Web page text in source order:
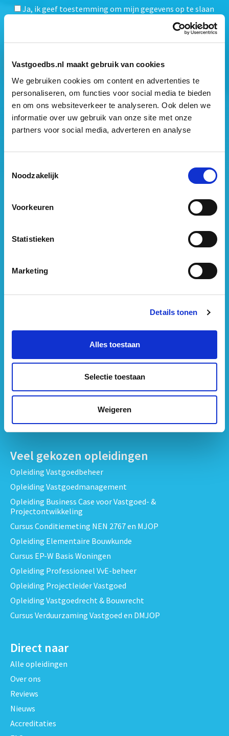
Vastgoedbs.nl maakt gebruik van cookies
We gebruiken cookies om content en advertenties te
personaliseren, om functies voor social media te bieden
en om ons websiteverkeer te analyseren. Ook delen we
informatie over uw gebruik van onze site met onze
partners voor social media, adverteren en analyse
Noodzakelijk
Voorkeuren
Statistieken
Marketing
Details tonen
Alles toestaan
Selectie toestaan
Weigeren
Ja, ik geef toestemming om mijn gegevens op te slaan
en mij te informeren over het laatste vastgoednieuws.
Vastgoed Business School
Philitelaan 73
info@vastgoedbs.nl
Neem
Vastgoedrecht & Contracten opleidingen
Projectontwikkeling & Vastgoedprojecten opleidingen
Techniek, Onderhoud & Inspectie Opleidingen
Verduurzaming en Energieprestatie opleidingen
Veel gekozen opleidingen
Opleiding Vastgoedbeheer
Opleiding Vastgoedmanagement
Opleiding Business Case voor Vastgoed- &
Projectontwikkeling
Cursus Conditiemeting NEN 2767 en MJOP
Opleiding Elementaire Bouwkunde
Cursus EP-W Basis Woningen
Opleiding Professioneel VvE-beheer
Opleiding Projectleider Vastgoed
Opleiding Vastgoedrecht & Bouwrecht
Cursus Verduurzaming Vastgoed en DMJOP
Direct naar
Alle opleidingen
Over ons
Reviews
Nieuws
Accreditaties